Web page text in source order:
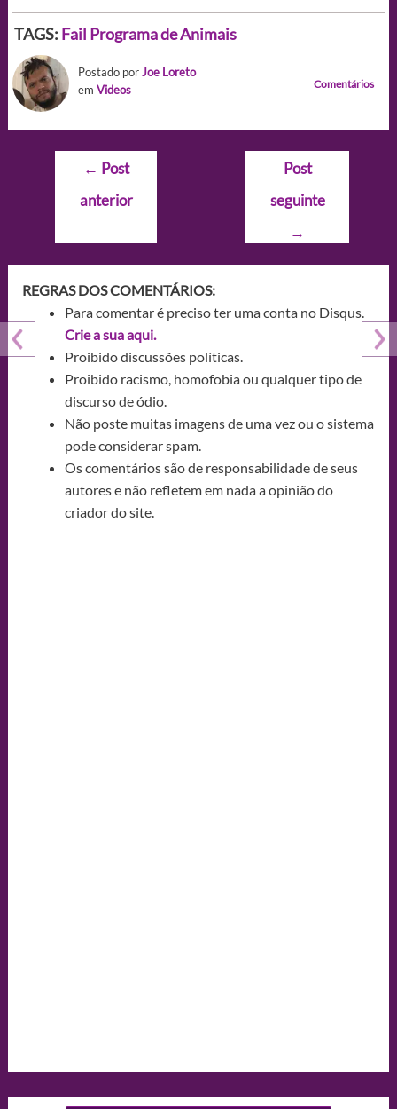
TAGS: Fail Programa de Animais
Postado porJoe Loreto
em Videos Comentários
Navegação
Post
← Post
anterior
Post
seguinte
→
REGRAS DOS COMENTÁRIOS:
Para comentar é preciso ter uma conta no Disqus.
Crie a sua aqui.
Proibido discussões políticas.
Proibido racismo, homofobia ou qualquer tipo de
discurso de ódio.
Não poste muitas imagens de uma vez ou o sistema
pode considerar spam.
Os comentários são de responsabilidade de seus
autores e não refletem em nada a opinião do
criador do site.